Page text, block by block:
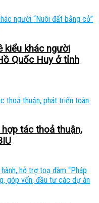
kiểu khác người
Quốc Huy ở tỉnh
hợp tác thoả thuận,